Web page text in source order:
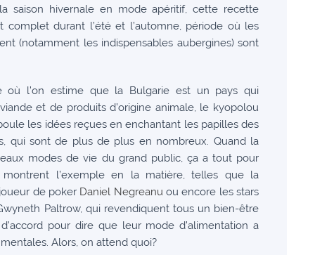
saison hivernale en mode apéritif, cette recette
durant l’été et l’automne, période où les
(notamment les indispensables aubergines) sont
où l’on estime que la Bulgarie est un pays qui
et de produits d’origine animale, le kyopolou
les idées reçues en enchantant les papilles des
qui sont de plus de plus en nombreux. Quand la
modes de vie du grand public, ça a tout pour
l’exemple en la matière, telles que la
de poker Daniel Negreanu ou encore les stars
Paltrow, qui revendiquent tous un bien-être
pour dire que leur mode d’alimentation a
Alors, on attend quoi?